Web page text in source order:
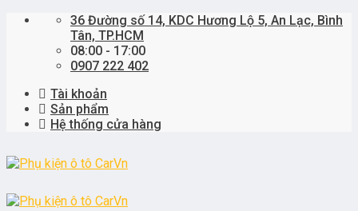
Skip
36 Đường số 14, KDC Hương Lộ 5, An Lạc, Bình
Tân, TP.HCM
08:00 - 17:00
0907 222 402
Tài khoản
Sản phẩm
Hệ thống cửa hàng